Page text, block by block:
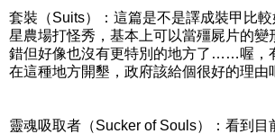
套裝（Suits）：這篇是不是譯成裝甲比
星農場打怪秀，基本上可以當殭屍片的變
錯但好像也沒有更特別的地方了……喔，
在這種地方開墾，政府該給個很好的理由
靈魂吸取者（Sucker of Souls）：看到目